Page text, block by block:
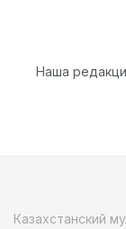
Наша
Казахстанский